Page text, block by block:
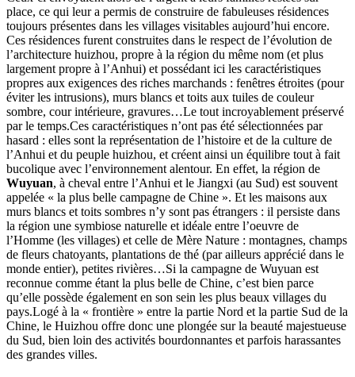
place, ce qui leur a permis de construire de fabuleuses résidences
toujours présentes dans les villages visitables aujourd’hui encore.
Ces résidences furent construites dans le respect de l’évolution de
l’architecture huizhou, propre à la région du même nom (et plus
largement propre à l’Anhui) et possédant ici les caractéristiques
propres aux exigences des riches marchands : fenêtres étroites (pour
éviter les intrusions), murs blancs et toits aux tuiles de couleur
sombre, cour intérieure, gravures…Le tout incroyablement préservé
par le temps.Ces caractéristiques n’ont pas été sélectionnées par
hasard : elles sont la représentation de l’histoire et de la culture de
l’Anhui et du peuple huizhou, et créent ainsi un équilibre tout à fait
bucolique avec l’environnement alentour. En effet, la région de
Wuyuan, à cheval entre l’Anhui et le Jiangxi (au Sud) est souvent
appelée « la plus belle campagne de Chine ». Et les maisons aux
murs blancs et toits sombres n’y sont pas étrangers : il persiste dans
la région une symbiose naturelle et idéale entre l’oeuvre de
l’Homme (les villages) et celle de Mère Nature : montagnes, champs
de fleurs chatoyants, plantations de thé (par ailleurs apprécié dans le
monde entier), petites rivières…Si la campagne de Wuyuan est
reconnue comme étant la plus belle de Chine, c’est bien parce
qu’elle possède également en son sein les plus beaux villages du
pays.Logé à la « frontière » entre la partie Nord et la partie Sud de la
Chine, le Huizhou offre donc une plongée sur la beauté majestueuse
du Sud, bien loin des activités bourdonnantes et parfois harassantes
des grandes villes.